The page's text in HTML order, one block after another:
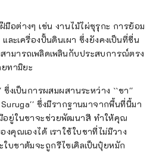
อต่างๆ เช่น งานไม้ไผ่ซุรุกะ การย้อม
ละเครื่องปั้นดินเผา ซึ่งยังคงเป็นที่ชื่น
มารถเพลิดเพลินกับประสบการณ์ตรง
ยทามิยะ
ซึ่งเป็นการผสมผสานระหว่าง ``ชา''
ซึ่งมีรากฐานมาจากพื้นที่นี้มา
อยู่ในชาจะช่วยพัฒนาสี ทำให้คุณ
คุณเองได้ เราใช้ใบชาที่ไม่มีวาง
บชาต้มจะถูกรีไซเคิลเป็นปุ๋ยหมัก